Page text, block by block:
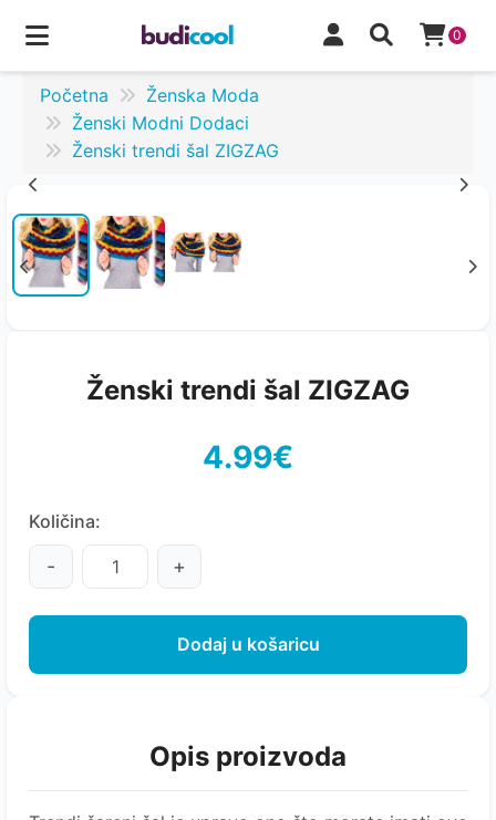
0
Početna
Ženska Moda
Ženski Modni Dodaci
Ženski trendi šal ZIGZAG
Ženski trendi šal ZIGZAG
4.99€
Količina:
- +
Dodaj u košaricu
Opis proizvoda